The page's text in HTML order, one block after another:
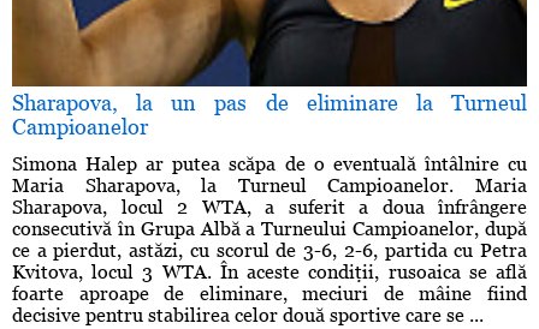
Sharapova, la un pas de eliminare la Turneul
Campioanelor
Simona Halep ar putea scăpa de o eventuală întâlnire cu
Maria Sharapova, la Turneul Campioanelor. Maria
Sharapova, locul 2 WTA, a suferit a doua înfrângere
consecutivă în Grupa Albă a Turneului Campioanelor, după
ce a pierdut, astăzi, cu scorul de 3-6, 2-6, partida cu Petra
Kvitova, locul 3 WTA. În aceste condiţii, rusoaica se află
foarte aproape de eliminare, meciuri de mâine fiind
decisive pentru stabilirea celor două sportive care se ...